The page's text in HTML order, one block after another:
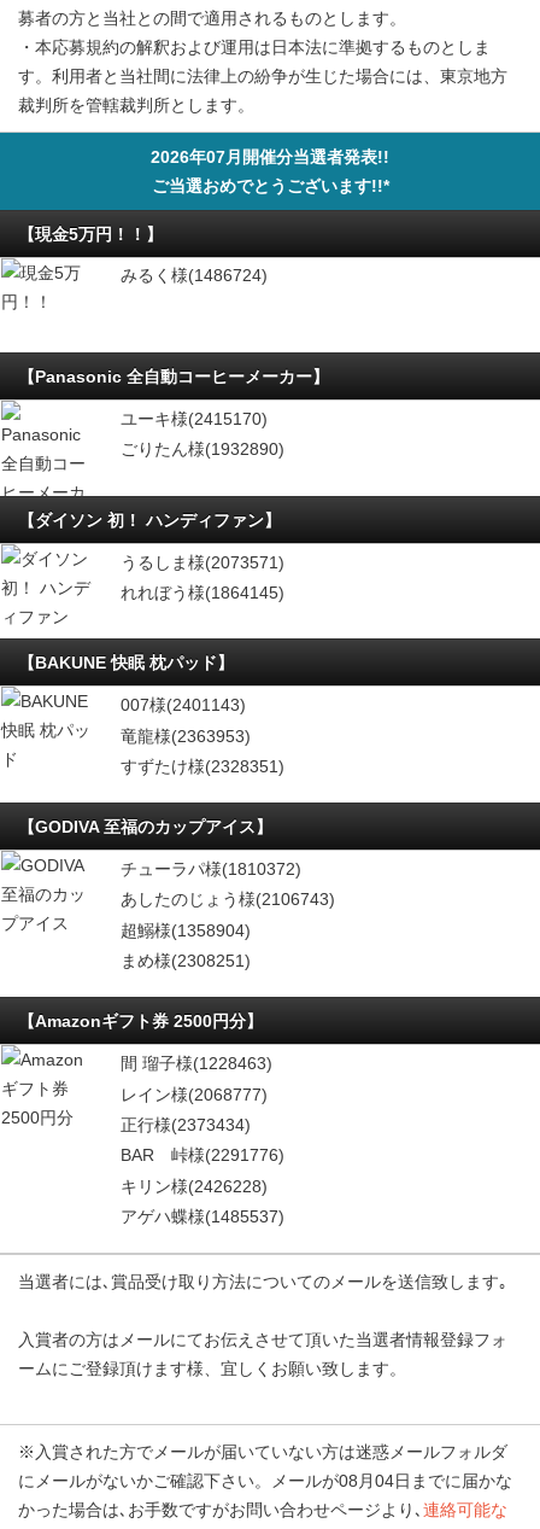
募者の方と当社との間で適用されるものとします。
・本応募規約の解釈および運用は日本法に準拠するものとしま
す。利用者と当社間に法律上の紛争が生じた場合には、東京地方
裁判所を管轄裁判所とします。
2026年07月開催分当選者発表!!
ご当選おめでとうございます!!*
【現金5万円！！】
みるく様(1486724)
【Panasonic 全自動コーヒーメーカー】
ユーキ様(2415170)
ごりたん様(1932890)
【ダイソン 初！ ハンディファン】
うるしま様(2073571)
れれぼう様(1864145)
【BAKUNE 快眠 枕パッド】
007様(2401143)
竜龍様(2363953)
すずたけ様(2328351)
【GODIVA 至福のカップアイス】
チューラパ様(1810372)
あしたのじょう様(2106743)
超鰯様(1358904)
まめ様(2308251)
【Amazonギフト券 2500円分】
間 瑠子様(1228463)
レイン様(2068777)
正行様(2373434)
BAR 峠様(2291776)
キリン様(2426228)
アゲハ蝶様(1485537)
当選者には､賞品受け取り方法についてのメールを送信致します｡
入賞者の方はメールにてお伝えさせて頂いた当選者情報登録フォ
ームにご登録頂けます様、宜しくお願い致します。
※入賞された方でメールが届いていない方は迷惑メールフォルダ
にメールがないかご確認下さい。メールが08月04日までに届かな
かった場合は､お手数ですがお問い合わせページより､ 連絡可能な